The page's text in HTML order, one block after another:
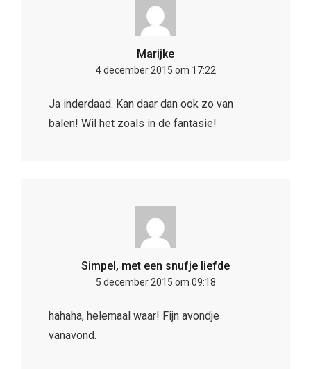
Marijke
4 december 2015 om 17:22
Ja inderdaad. Kan daar dan ook zo van
balen! Wil het zoals in de fantasie!
Simpel, met een snufje liefde
5 december 2015 om 09:18
hahaha, helemaal waar! Fijn avondje
vanavond.